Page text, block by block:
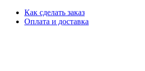
Как сделать заказ
Оплата и доставка